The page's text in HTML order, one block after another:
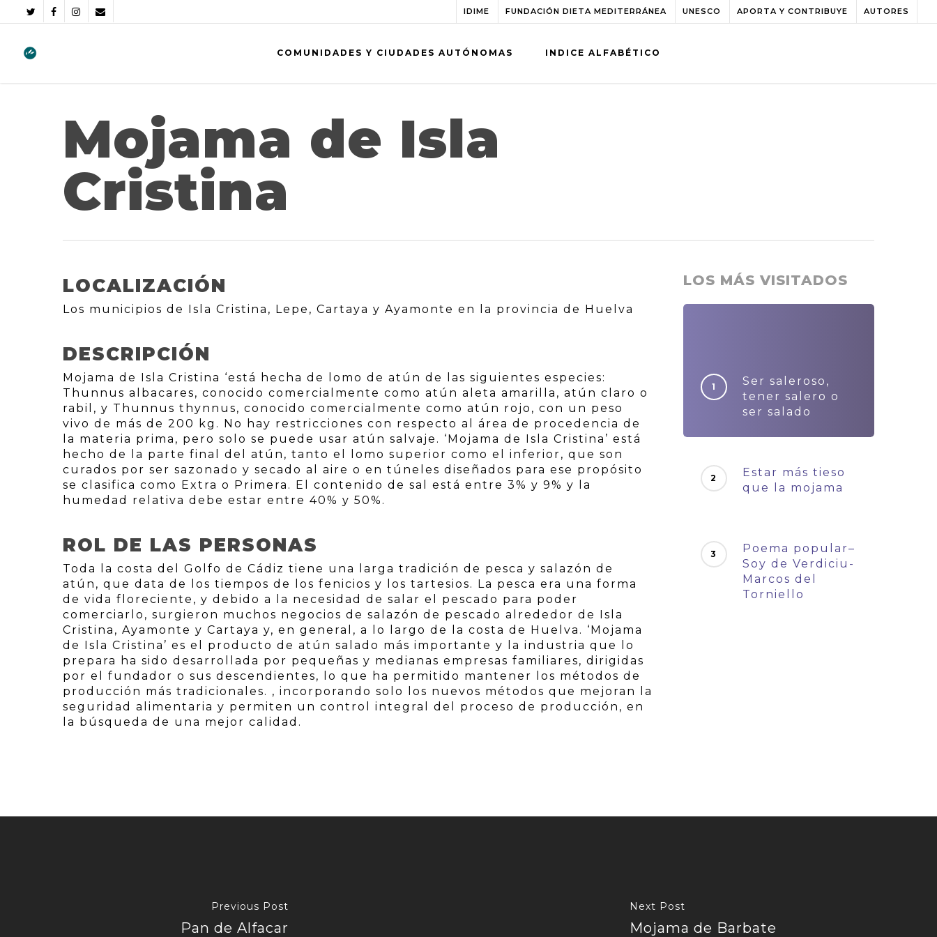
IDIME FUNDACIÓN DIETA MEDITERRÁNEA UNESCO APORTA Y CONTRIBUYE AUTORES
COMUNIDADES Y CIUDADES AUTÓNOMAS INDICE ALFABÉTICO
Mojama de Isla
Cristina
LOCALIZACIÓN
Los municipios de Isla Cristina, Lepe, Cartaya y Ayamonte en la provincia de Huelva
DESCRIPCIÓN
Mojama de Isla Cristina ‘está hecha de lomo de atún de las siguientes especies:
Thunnus albacares, conocido comercialmente como atún aleta amarilla, atún claro o
rabil, y Thunnus thynnus, conocido comercialmente como atún rojo, con un peso
vivo de más de 200 kg. No hay restricciones con respecto al área de procedencia de
la materia prima, pero solo se puede usar atún salvaje. ‘Mojama de Isla Cristina’ está
hecho de la parte final del atún, tanto el lomo superior como el inferior, que son
curados por ser sazonado y secado al aire o en túneles diseñados para ese propósito
se clasifica como Extra o Primera. El contenido de sal está entre 3% y 9% y la
humedad relativa debe estar entre 40% y 50%.
ROL DE LAS PERSONAS
Toda la costa del Golfo de Cádiz tiene una larga tradición de pesca y salazón de
atún, que data de los tiempos de los fenicios y los tartesios. La pesca era una forma
de vida floreciente, y debido a la necesidad de salar el pescado para poder
comerciarlo, surgieron muchos negocios de salazón de pescado alrededor de Isla
Cristina, Ayamonte y Cartaya y, en general, a lo largo de la costa de Huelva. ‘Mojama
de Isla Cristina’ es el producto de atún salado más importante y la industria que lo
prepara ha sido desarrollada por pequeñas y medianas empresas familiares, dirigidas
por el fundador o sus descendientes, lo que ha permitido mantener los métodos de
producción más tradicionales. , incorporando solo los nuevos métodos que mejoran la
seguridad alimentaria y permiten un control integral del proceso de producción, en
la búsqueda de una mejor calidad.
LOS MÁS VISITADOS
Ser saleroso,
tener salero o
ser salado
Estar más tieso
que la mojama
Poema popular–
Soy de Verdiciu-
Marcos del
Torniello
Previous Post
Pan de Alfacar
Next Post
Mojama de Barbate